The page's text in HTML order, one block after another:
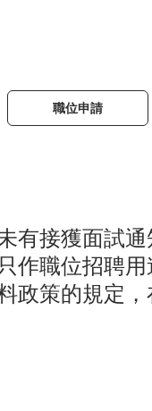
職位申請
有接獲面試
作職位招聘
政策的規定